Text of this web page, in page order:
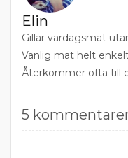
Elin
Gillar vardagsmat
Vanlig mat helt
Återkommer ofta till
5